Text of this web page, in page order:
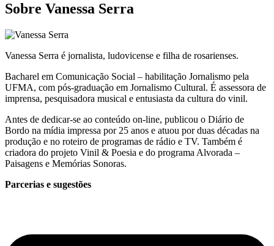
Sobre Vanessa Serra
Vanessa Serra é jornalista, ludovicense e filha de rosarienses.
Bacharel em Comunicação Social – habilitação Jornalismo pela
UFMA, com pós-graduação em Jornalismo Cultural. É assessora de
imprensa, pesquisadora musical e entusiasta da cultura do vinil.
Antes de dedicar-se ao conteúdo on-line, publicou o Diário de
Bordo na mídia impressa por 25 anos e atuou por duas décadas na
produção e no roteiro de programas de rádio e TV. Também é
criadora do projeto Vinil & Poesia e do programa Alvorada –
Paisagens e Memórias Sonoras.
Parcerias e sugestões